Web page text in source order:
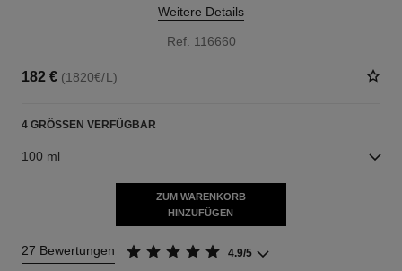
Weitere Details
Ref. 116660
182 € (1820€/L)
4 GRÖSSEN VERFÜGBAR
100 ml
ZUM WARENKORB
HINZUFÜGEN
27 Bewertungen 4.9/5